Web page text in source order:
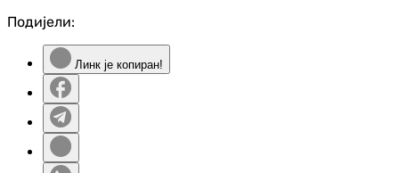
Подијели:
Линк је копиран!